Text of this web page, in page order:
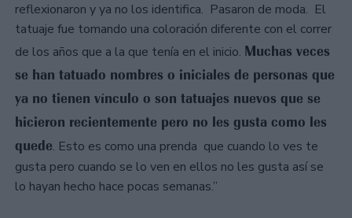
reflexionaron y ya no los identifica. Pasaron de moda. El
tatuaje fue tomando una coloración diferente con el correr
de los años que a la que tenía en el inicio. Muchas veces
se han tatuado nombres o iniciales de personas que
ya no tienen vínculo o son tatuajes nuevos que se
hicieron recientemente pero no les gusta como les
quede. Esto es como una prenda que cuando lo ves te
gusta pero cuando se lo ven en ellos no les gusta así se
lo hayan hecho hace pocas semanas.”